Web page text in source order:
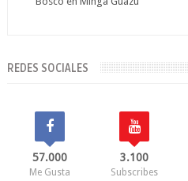
REDES SOCIALES
57.000
Me Gusta
3.100
Subscribes